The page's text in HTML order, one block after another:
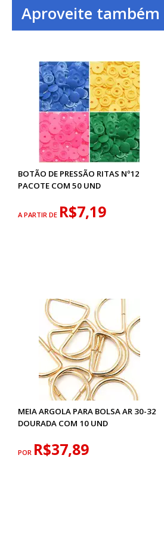
Aproveite também
BOTÃO DE PRESSÃO RITAS Nº12
PACOTE COM 50 UND
A PARTIR DE R$7,19
MEIA ARGOLA PARA BOLSA AR 30-32
DOURADA COM 10 UND
POR R$37,89